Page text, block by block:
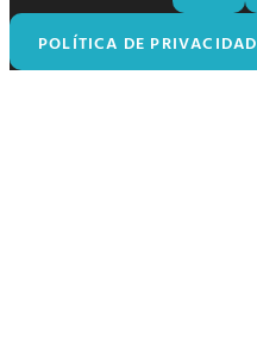
POLÍTICA DE PRIVACIDAD